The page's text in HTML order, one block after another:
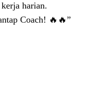
harian.
Coach! 🔥🔥”